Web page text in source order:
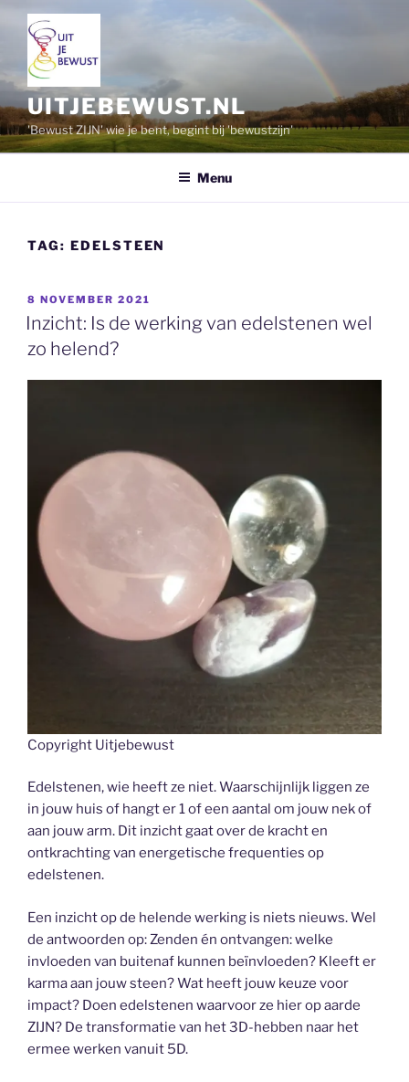
inhoud
UITJEBEWUST.NL
'Bewust ZIJN' wie je bent, begint bij 'bewustzijn'
Menu
TAG: EDELSTEEN
GEPLAATST
OP
8 NOVEMBER 2021
Inzicht: Is de werking van edelstenen wel
zo helend?
Copyright Uitjebewust
Edelstenen, wie heeft ze niet. Waarschijnlijk liggen ze
in jouw huis of hangt er 1 of een aantal om jouw nek of
aan jouw arm. Dit inzicht gaat over de kracht en
ontkrachting van energetische frequenties op
edelstenen.
Een inzicht op de helende werking is niets nieuws. Wel
de antwoorden op: Zenden én ontvangen: welke
invloeden van buitenaf kunnen beïnvloeden? Kleeft er
karma aan jouw steen? Wat heeft jouw keuze voor
impact? Doen edelstenen waarvoor ze hier op aarde
ZIJN? De transformatie van het 3D-hebben naar het
ermee werken vanuit 5D.